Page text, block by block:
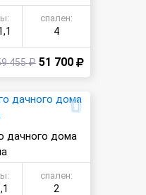
спален:
4
455 ₽ 51 700
дачного дома
спален:
2